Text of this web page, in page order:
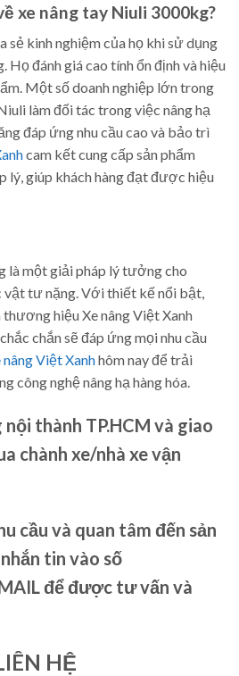
xe nâng tay Niuli 3000kg?
sẻ kinh nghiệm của họ khi sử dụng
Họ đánh giá cao tính ổn định và hiệu
Một số doanh nghiệp lớn trong
làm đối tác trong việc nâng hạ
đáp ứng nhu cầu cao và bảo trì
cam kết cung cấp sản phẩm
lý, giúp khách hàng đạt được hiệu
là một giải pháp lý tưởng cho
vật tư nặng. Với thiết kế nổi bật,
thương hiệu Xe nâng Việt Xanh
chắn sẽ đáp ứng mọi nhu cầu
nâng Việt Xanhhôm nay để trải
công nghệ nâng hạ hàng hóa.
thành TP.HCM và giao
chành xe/nhà xe vận
cầu và quan tâm đến sản
tin vào số
để được tư vấn và
HỆ